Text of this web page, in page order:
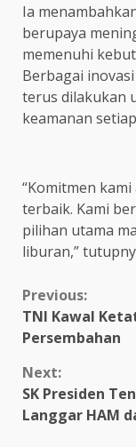
Ia
berupaya
memenuhi
Berbagai
terus dilakukan
keamanan
“Komitmen
terbaik. Kami
pilihan utama
liburan,”
Continue
Reading
Previous:
TNI Kawal
Persembahan
Next:
SK Presiden
Langgar HAM